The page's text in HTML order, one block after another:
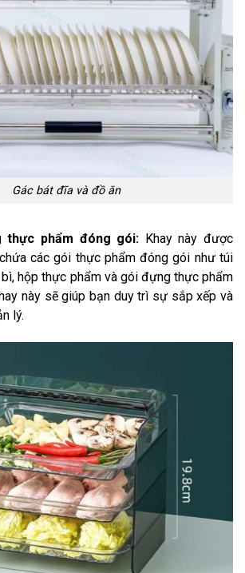
Gác bát đĩa và đồ ăn
thực phẩm đóng gói: Khay này được
các gói thực phẩm đóng gói như túi
hộp thực phẩm và gói đựng thực phẩm
này sẽ giúp bạn duy trì sự sắp xếp và
lý.